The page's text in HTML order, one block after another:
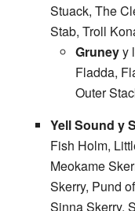
Stuack, The
Stab, Troll
Gruneyy
Fladda,
Outer
Yell Sound y
Fish Holm,
Meokame
Skerry, Pund
Sinna Skerry,